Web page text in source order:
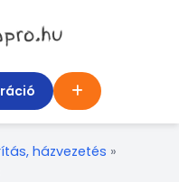
házvezetés »